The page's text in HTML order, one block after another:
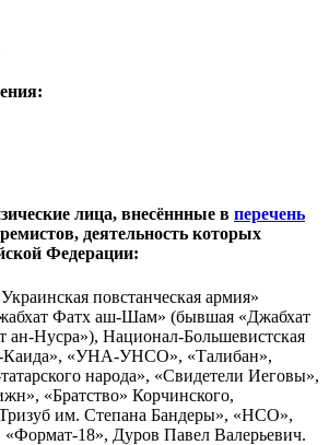
лица, внесённные в перечень
деятельность которых
Федерации:
повстанческая армия»
Фатх аш-Шам» (бывшая «Джабхат
ан-Нусра»), Национал-Большевистская
Каида», «УНА-УНСО», «Талибан»,
народа», «Свидетели Иеговы»,
«Братство» Корчинского,
им. Степана Бандеры», «НСО»,
«Формат-18», Дуров Павел Валерьевич.